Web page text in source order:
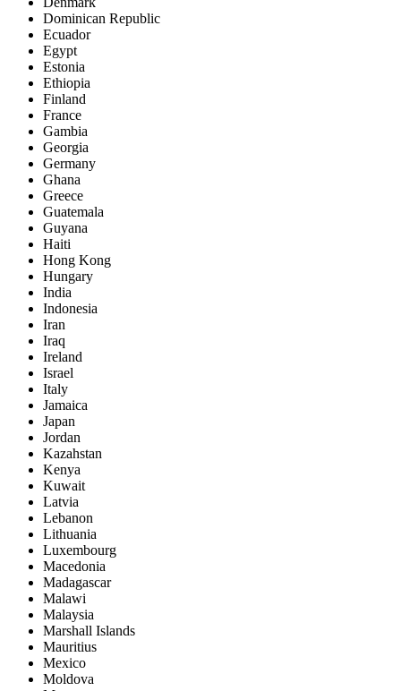
Dominican Republic
Ecuador
Egypt
Estonia
Ethiopia
Finland
France
Gambia
Georgia
Germany
Ghana
Greece
Guatemala
Guyana
Haiti
Hong Kong
Hungary
India
Indonesia
Iran
Iraq
Ireland
Israel
Italy
Jamaica
Japan
Jordan
Kazahstan
Kenya
Kuwait
Latvia
Lebanon
Lithuania
Luxembourg
Macedonia
Madagascar
Malawi
Malaysia
Marshall Islands
Mauritius
Mexico
Moldova